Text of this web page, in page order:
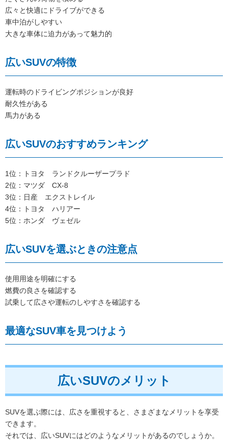
広々と快適にドライブができる
車中泊がしやすい
大きな車体に迫力があって魅力的
広いSUVの特徴
運転時のドライビングポジションが良好
耐久性がある
馬力がある
広いSUVのおすすめランキング
1位：トヨタ ランドクルーザープラド
2位：マツダ CX-8
3位：日産 エクストレイル
4位：トヨタ ハリアー
5位：ホンダ ヴェゼル
広いSUVを選ぶときの注意点
使用用途を明確にする
燃費の良さを確認する
試乗して広さや運転のしやすさを確認する
最適なSUV車を見つけよう
広いSUVのメリット
SUVを選ぶ際には、広さを重視すると、さまざまなメリットを享受
できます。
それでは、広いSUVにはどのようなメリットがあるのでしょうか。